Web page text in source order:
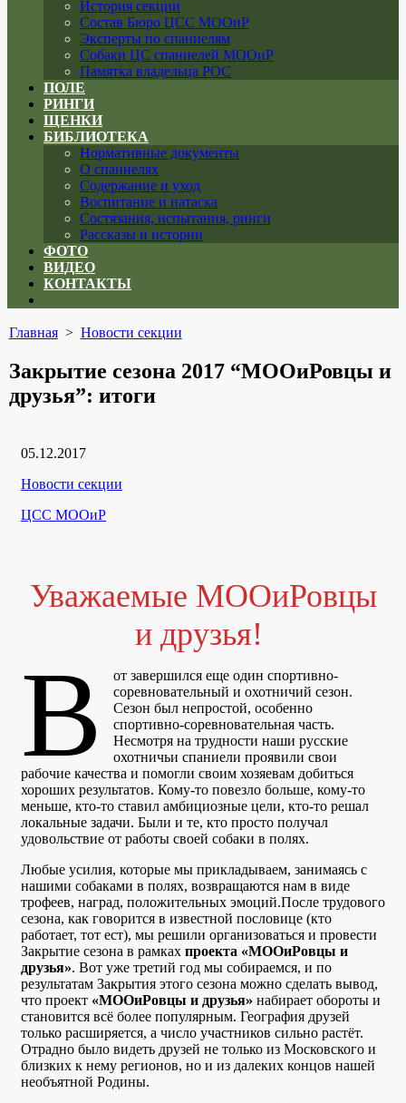
История секции
Состав Бюро ЦСС МООиР
Эксперты по спаниелям
Собаки ЦС спаниелей МООиР
Памятка владельца РОС
ПОЛЕ
РИНГИ
ЩЕНКИ
БИБЛИОТЕКА
Нормативные документы
О спаниелях
Содержание и уход
Воспитание и натаска
Состязания, испытания, ринги
Рассказы и истории
ФОТО
ВИДЕО
КОНТАКТЫ
menu
Главная> Новости секции
Закрытие сезона 2017 “МООиРовцы и
друзья”: итоги
Дата
05.12.2017
Рубрики
Новости секции
Автор
ЦСС МООиР
Уважаемые МООиРовцы
и друзья!
В
от завершился еще один спортивно-
соревновательный и охотничий сезон.
Сезон был непростой, особенно
спортивно-соревновательная часть.
Несмотря на трудности наши русские
охотничьи спаниели проявили свои
рабочие качества и помогли своим хозяевам добиться
хороших результатов. Кому-то повезло больше, кому-то
меньше, кто-то ставил амбициозные цели, кто-то решал
локальные задачи. Были и те, кто просто получал
удовольствие от работы своей собаки в полях.
Любые усилия, которые мы прикладываем, занимаясь с
нашими собаками в полях, возвращаются нам в виде
трофеев, наград, положительных эмоций.После трудового
сезона, как говорится в известной пословице (кто
работает, тот ест), мы решили организоваться и провести
Закрытие сезона в рамках проекта «МООиРовцы и
друзья». Вот уже третий год мы собираемся, и по
результатам Закрытия этого сезона можно сделать вывод,
что проект «МООиРовцы и друзья» набирает обороты и
становится всё более популярным. География друзей
только расширяется, а число участников сильно растёт.
Отрадно было видеть друзей не только из Московского и
близких к нему регионов, но и из далеких концов нашей
необъятной Родины.